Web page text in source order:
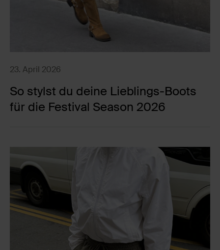
23. April 2026
So stylst du deine Lieblings-Boots
für die Festival Season 2026